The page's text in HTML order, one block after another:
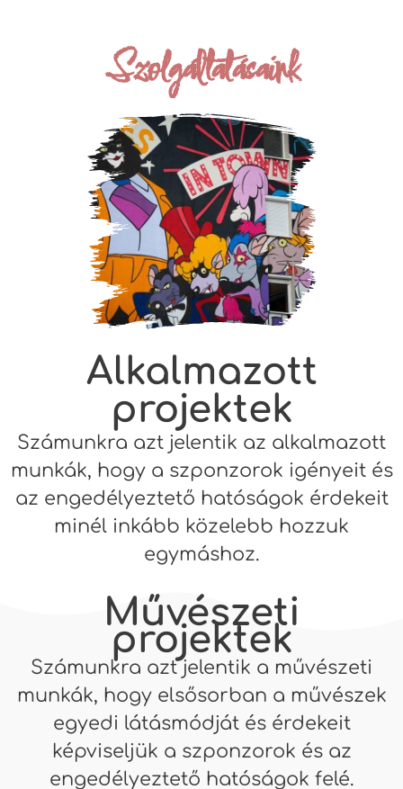
Szolgáltatásaink
Alkalmazott
projektek
Számunkra azt jelentik az alkalmazott
munkák, hogy a szponzorok igényeit és
az engedélyeztető hatóságok érdekeit
minél inkább közelebb hozzuk
egymáshoz.
Művészeti
projektek
Számunkra azt jelentik a művészeti
munkák, hogy elsősorban a művészek
egyedi látásmódját és érdekeit
képviseljük a szponzorok és az
engedélyeztető hatóságok felé.